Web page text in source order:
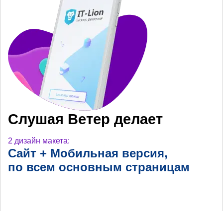
Слушая Ветер делает
2 дизайн макета:
Сайт + Мобильная версия,
по всем основным страницам